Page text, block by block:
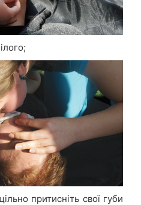
притисніть свої губи